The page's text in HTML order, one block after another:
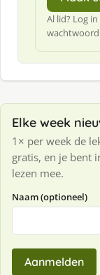
Al lid? Log
Elke week
1× per week de
gratis, en je bent
lezen mee.
Naam (optioneel)
Aanmelden